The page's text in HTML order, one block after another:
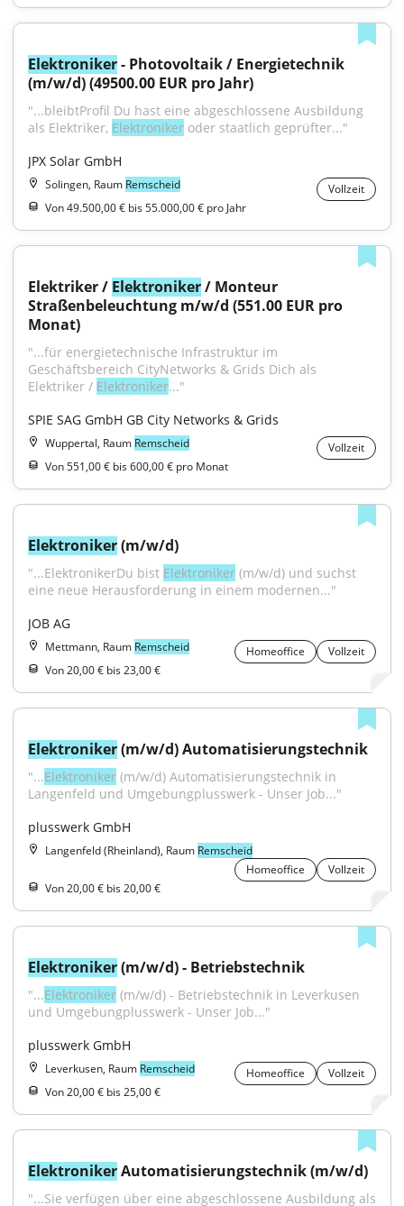
Elektroniker - Photovoltaik / Energietechnik
(m/w/d) (49500.00 EUR pro Jahr)
"...bleibtProfil Du hast eine abgeschlossene Ausbildung
als Elektriker, Elektroniker oder staatlich geprüfter..."
JPX Solar GmbH
Solingen, Raum Remscheid
Vollzeit
Von 49.500,00 € bis 55.000,00 € pro Jahr
Elektriker / Elektroniker / Monteur
Straßenbeleuchtung m/w/d (551.00 EUR pro
Monat)
"...für energietechnische Infrastruktur im
Geschäftsbereich CityNetworks & Grids Dich als
Elektriker / Elektroniker..."
SPIE SAG GmbH GB City Networks & Grids
Wuppertal, Raum Remscheid
Vollzeit
Von 551,00 € bis 600,00 € pro Monat
Elektroniker (m/w/d)
"...ElektronikerDu bist Elektroniker (m/w/d) und suchst
eine neue Herausforderung in einem modernen..."
JOB AG
Mettmann, Raum Remscheid Homeoffice
Vollzeit
Von 20,00 € bis 23,00 €
Elektroniker (m/w/d) Automatisierungstechnik
"...Elektroniker (m/w/d) Automatisierungstechnik in
Langenfeld und Umgebungplusswerk - Unser Job..."
plusswerk GmbH
Langenfeld (Rheinland), Raum Remscheid
Homeoffice
Vollzeit
Von 20,00 € bis 20,00 €
Elektroniker (m/w/d) - Betriebstechnik
"...Elektroniker (m/w/d) - Betriebstechnik in Leverkusen
und Umgebungplusswerk - Unser Job..."
plusswerk GmbH
Leverkusen, Raum Remscheid Homeoffice
Vollzeit
Von 20,00 € bis 25,00 €
Elektroniker Automatisierungstechnik (m/w/d)